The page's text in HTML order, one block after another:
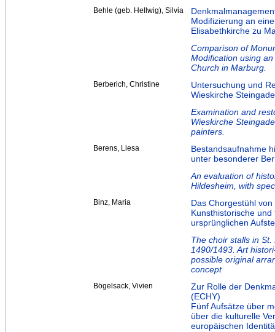
Behle (geb. Hellwig), Silvia
Modifizierung an
Elisabethkirche zu
Comparison of
Modification using
Church in Marburg.
Berberich, Christine
Untersuchung und
Wieskirche
Examination and
Wieskirche
painters.
Berens, Liesa
Bestandsaufnahme
unter besonderer
An evaluation of
Hildesheim, with
Binz, Maria
Das Chorgestühl
Kunsthistorische
ursprünglichen
The choir stalls in
1490/1493. Art
possible original
concept
Bögelsack, Vivien
Zur Rolle der
(ECHY)
Fünf Aufsätze über
über die kulturelle
europäischen